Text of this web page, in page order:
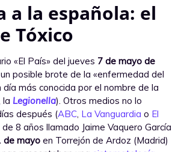
a la española: el
Tóxico
«El País» del jueves 7 de mayo de
posible brote de la «enfermedad del
día más conocida por el nombre de la
la Legionella). Otros medios no lo
después (ABC, La Vanguardia o El
de 8 años llamado Jaime Vaquero García
de mayo en Torrejón de Ardoz (Madrid)